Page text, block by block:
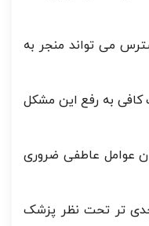
می تواند منجر به
به رفع این مشکل
عوامل عاطفی ضروری
جدی تر تحت نظر پزشک